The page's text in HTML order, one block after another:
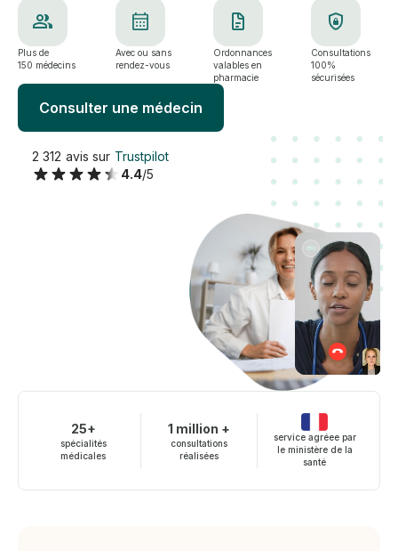
Plus de
150 médecins
Avec ou sans
rendez-vous
Ordonnances
valables en
pharmacie
Consultations
100%
sécurisées
Consulter une médecin
2 312 avis sur Trustpilot
4.4/5
25+
spécialités
médicales
1 million +
consultations
réalisées
service agréee par
le ministère de la
santé